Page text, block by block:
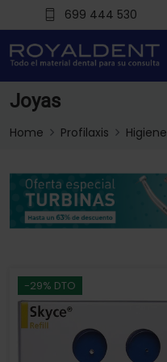
699 444 530
Joyas
Home Profilaxis Higiene
-29% DTO